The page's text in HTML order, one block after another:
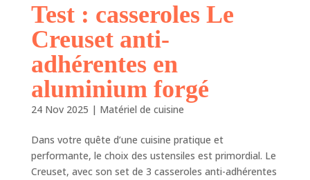
Test : casseroles Le
Creuset anti-
adhérentes en
aluminium forgé
24 Nov 2025 | Matériel de cuisine
Dans votre quête d’une cuisine pratique et
performante, le choix des ustensiles est primordial. Le
Creuset, avec son set de 3 casseroles anti-adhérentes